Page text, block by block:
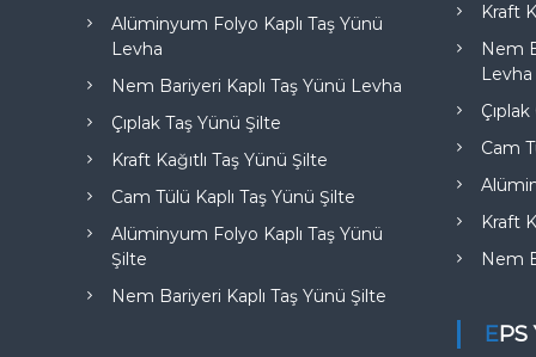
Alüminyum Folyo Kaplı Taş Yünü
Levha
Nem Bariyeri Kaplı Taş Yünü Levha
Çıplak Taş Yünü Şilte
Kraft Kağıtlı Taş Yünü Şilte
Cam Tülü Kaplı Taş Yünü Şilte
Alüminyum Folyo Kaplı Taş Yünü
Şilte
Nem Bariyeri Kaplı Taş Yünü Şilte
Kraft
Nem
Levha
Cam
Kraft
Nem